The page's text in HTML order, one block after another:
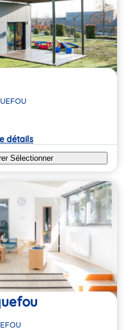
détails
Sélectionner